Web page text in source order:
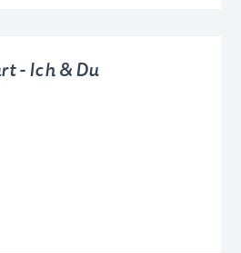
- Ich & Du